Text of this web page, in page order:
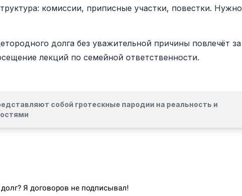
комиссии, приписные участки, повестки. Нужно
долга без уважительной причины повлечёт за
лекций по семейной ответственности.
собой гротескные пародии на реальность и